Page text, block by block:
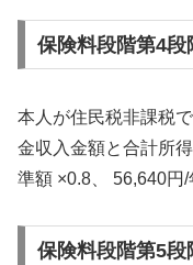
保険料段階第4段
本人が住民税非課税
金収入金額と合計所
準額 ×0.8、 56,640円/
保険料段階第5段